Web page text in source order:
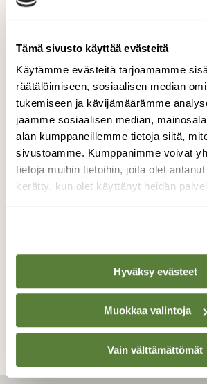
Tämä sivusto käyttää evästeitä
Käytämme evästeitä tarjoamamme
räätälöimiseen, sosiaalisen median
tukemiseen ja kävijämäärämme
jaamme sosiaalisen median,
alan kumppaneillemme tietoja siitä,
sivustoamme. Kumppanimme voivat
tietoja muihin tietoihin, joita olet
kerätty, kun olet käyttänyt heidän
Hyväksy evästeet
Muokkaa valintoja
Vain välttämättömät
Aamuisen rypsipellon
Auranlaakso
Valokuvaaja: Juhani Peltonen,